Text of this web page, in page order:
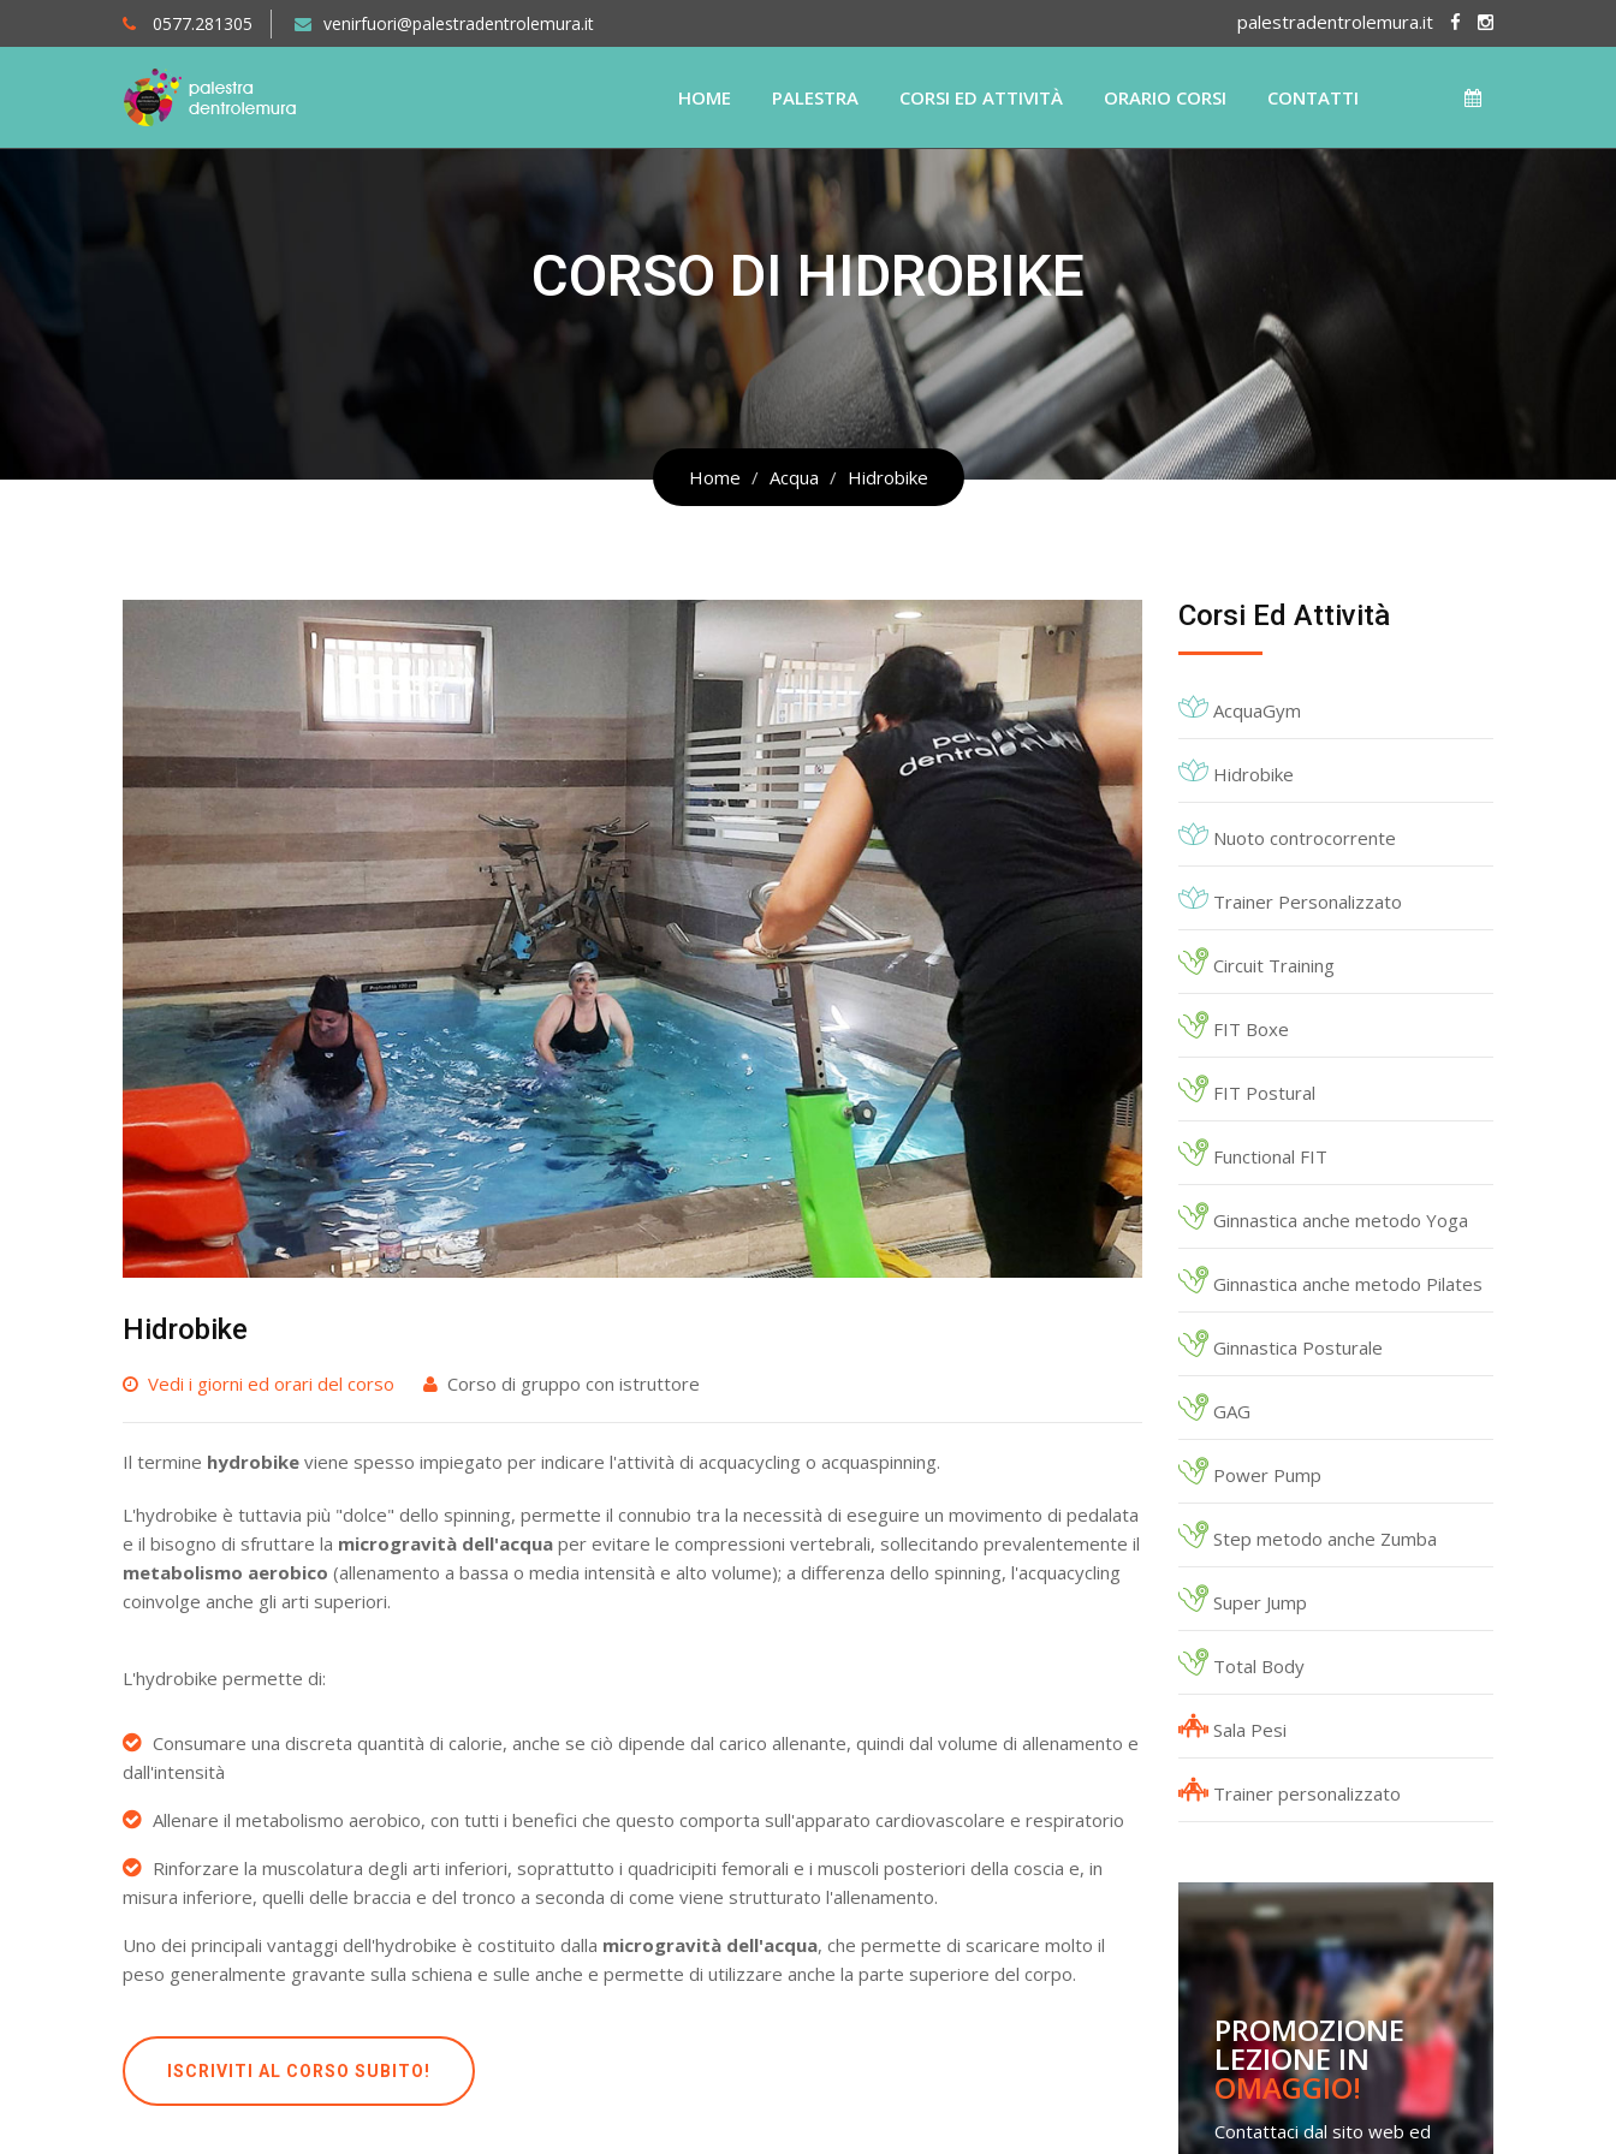
0577.281305 venirfuori@palestradentrolemura.it palestradentrolemura.it
HOME PALESTRA CORSI ED ATTIVITÀ ORARIO CORSI CONTATTI
CORSO DI HIDROBIKE
Home Acqua Hidrobike
Hidrobike
Vedi i giorni ed orari del corso Corso di gruppo con istruttore
Il termine hydrobike viene spesso impiegato per indicare l'attività di acquacycling o acquaspinning.
L'hydrobike è tuttavia più "dolce" dello spinning, permette il connubio tra la necessità di eseguire un movimento di pedalata
e il bisogno di sfruttare la microgravità dell'acqua per evitare le compressioni vertebrali, sollecitando prevalentemente il
metabolismo aerobico (allenamento a bassa o media intensità e alto volume); a differenza dello spinning, l'acquacycling
coinvolge anche gli arti superiori.
L'hydrobike permette di:
Consumare una discreta quantità di calorie, anche se ciò dipende dal carico allenante, quindi dal volume di allenamento e
dall'intensità
Allenare il metabolismo aerobico, con tutti i benefici che questo comporta sull'apparato cardiovascolare e respiratorio
Rinforzare la muscolatura degli arti inferiori, soprattutto i quadricipiti femorali e i muscoli posteriori della coscia e, in
misura inferiore, quelli delle braccia e del tronco a seconda di come viene strutturato l'allenamento.
Uno dei principali vantaggi dell'hydrobike è costituito dalla microgravità dell'acqua, che permette di scaricare molto il
peso generalmente gravante sulla schiena e sulle anche e permette di utilizzare anche la parte superiore del corpo.
ISCRIVITI AL CORSO SUBITO!
Corsi Ed Attività
AcquaGym
Hidrobike
Nuoto controcorrente
Trainer Personalizzato
Circuit Training
FIT Boxe
FIT Postural
Functional FIT
Ginnastica anche metodo Yoga
Ginnastica anche metodo Pilates
Ginnastica Posturale
GAG
Power Pump
Step metodo anche Zumba
Super Jump
Total Body
Sala Pesi
Trainer personalizzato
PROMOZIONE
LEZIONE IN
OMAGGIO!
Contattaci dal sito web ed